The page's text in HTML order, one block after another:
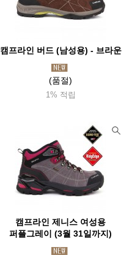
캠프라인 버드 (남성용) - 브라운
(품절)
1% 적립
캠프라인 제니스 여성용
퍼플그레이 (3월 31일까지)